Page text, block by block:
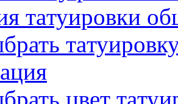
тaтуировки